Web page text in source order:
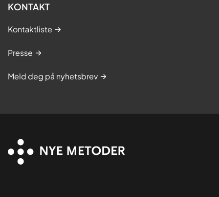
KONTAKT
Kontaktliste
Presse
Meld deg på nyhetsbrev